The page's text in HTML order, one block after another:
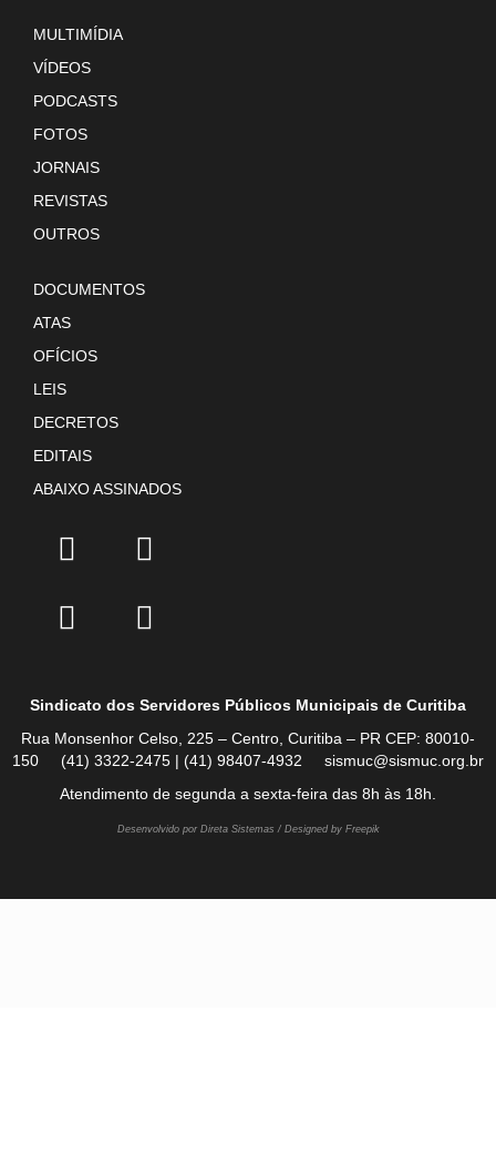
MULTIMÍDIA
VÍDEOS
PODCASTS
FOTOS
JORNAIS
REVISTAS
OUTROS
DOCUMENTOS
ATAS
OFÍCIOS
LEIS
DECRETOS
EDITAIS
ABAIXO ASSINADOS
Sindicato dos Servidores Públicos Municipais de Curitiba
Rua Monsenhor Celso, 225 – Centro, Curitiba – PR CEP: 80010-
150 (41) 3322-2475 | (41) 98407-4932 sismuc@sismuc.org.br
Atendimento de segunda a sexta-feira das 8h às 18h.
Desenvolvido por Direta Sistemas / Designed by Freepik